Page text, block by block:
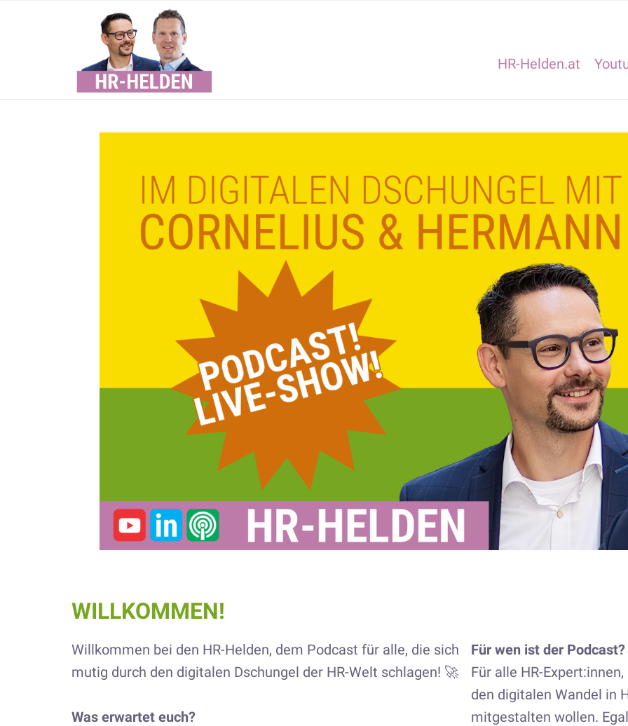
HR-Helden.at
WILLKOMMEN!
Willkommen bei den HR-Helden, dem Podcast für alle, die sich
mutig durch den digitalen Dschungel der HR-Welt schlagen! 🚀
Was erwartet euch?
Für wen ist der Podcast?
Für alle HR-
den digitalen Wandel in
mitgestalten wollen.